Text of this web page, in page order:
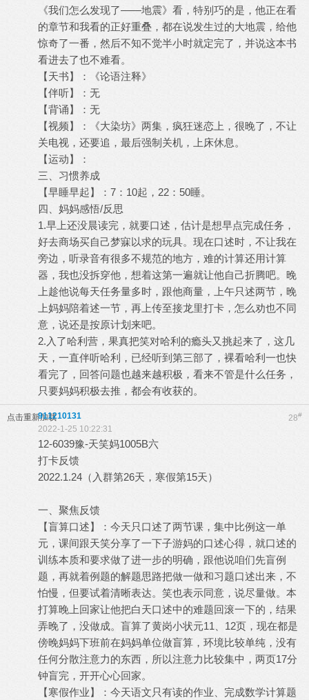
《我们怎么发现了——地震》看，特别巧的是，他正在看
的章节和我看的正好重叠，都在说发生过的大地震，给他
惊奇了一番，然后不知不觉半小时就定完了，并说这本书
看进去了也不难看。
【天书】：《论语注释》
【伴听】：无
【背诵】：无
【视频】：《大染坊》两集，疯狂迷恋上，很晚了，不让
关电视，还要追，最后强制关机，上床休息。
【运动】：
三、习惯养成
【早睡早起】：7：10起，22：50睡。
四、妈妈感悟/反思
1.早上还没晨读完，就要口述，估计是想早点完成任务，
好去商场买自己梦寐以求的玩具。现在口述时，不让我在
旁边，听录音有很多不规范的地方，难的计算还用计算
器，我也没拆穿他，想着这第一遍就让他自己折腾吧。晚
上趁他说每天任务量多时，跟他商量，上午只述两节，晚
上妈妈陪着述一节，再上传至接龙里打卡，怎么劝也不同
意，说还是按原计划来吧。
2.入了哈利营，果真把笑对哈利的瘾头又挑起来了，这几
天，一直伴听哈利，已经听到第三部了，裸看哈利一也快
看完了，回答问题也越来越积极，看来不管是什么任务，
只要妈妈积极去推，都会有收获的。
点击重新加载 28#
911210131
2022-1-25 10:22:31
12-6039豫-天笑妈1005B六
打卡反馈
2022.1.24（入群第26天，寒假第15天）
一、聚焦反馈
【盲算口述】：今天只口述了两节课，集中比例这一单
元，课间跟天笑分享了一下子游妈的口述心得，就口述的
训练本质和要求做了进一步的明确，跟他说咱们先盲例
题，再就着例题的解题思路把做一做和习题口述出来，不
怕慢，但要试着清晰表达。笑也表示同意，说尽量做。本
打算晚上回家让他把白天口述中的难题回滚一下的，结果
弄晚了，没做成。盲算了黄岗小状元11、12页，现在都是
傍晚妈妈下班前在妈妈单位做盲算，环境比较单纯，没有
任何分散注意力的东西，所以注意力比较集中，两页17分
钟盲完，开开心心回家。
【寒假作业】：今天语文只有读的作业、完成数学计算题